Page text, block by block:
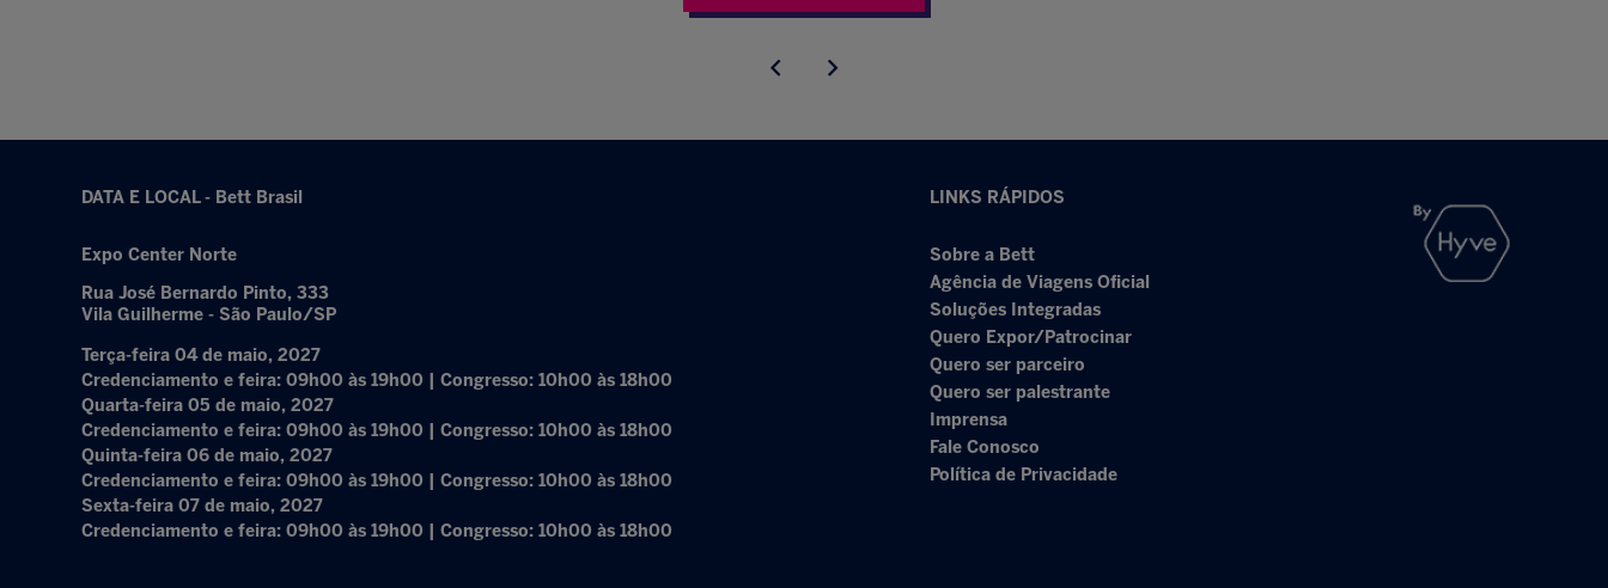
DATA E LOCAL - Bett Brasil
Expo Center Norte
Rua José Bernardo Pinto, 333
Vila Guilherme - São Paulo/SP
Terça-feira 04 de maio, 2027
Credenciamento e feira: 09h00 às 19h00 | Congresso: 10h00 às 18h00
Quarta-feira 05 de maio, 2027
Credenciamento e feira: 09h00 às 19h00 | Congresso: 10h00 às 18h00
Quinta-feira 06 de maio, 2027
Credenciamento e feira: 09h00 às 19h00 | Congresso: 10h00 às 18h00
Sexta-feira 07 de maio, 2027
Credenciamento e feira: 09h00 às 19h00 | Congresso: 10h00 às 18h00
LINKS RÁPIDOS
Sobre a Bett
Agência de Viagens Oficial
Soluções Integradas
Quero Expor/Patrocinar
Quero ser parceiro
Quero ser palestrante
Imprensa
Fale Conosco
Política de Privacidade